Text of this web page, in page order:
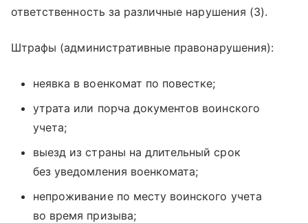
ответственность за различные нарушения (3).
Штрафы (административные правонарушения):
неявка в военкомат по повестке;
утрата или порча документов воинского
учета;
выезд из страны на длительный срок
без уведомления военкомата;
непроживание по месту воинского учета
во время призыва;